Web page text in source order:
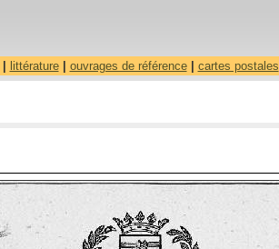
littérature| ouvrages de référence| cartes postales